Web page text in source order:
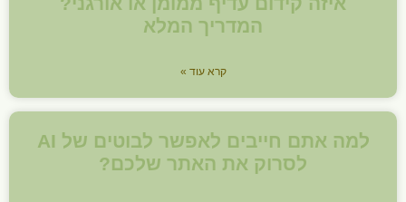
המדריך המלא
קרא עוד »
למה אתם חייבים לאפשר לבוטים של AI
לסרוק את האתר שלכם?